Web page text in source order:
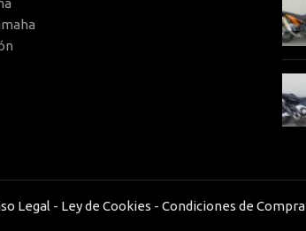
Legal - Ley de Cookies - Condiciones de Compra